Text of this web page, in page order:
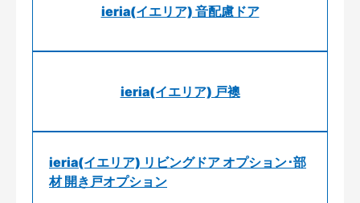
ieria(イエリア) 音配慮ドア
ieria(イエリア) 戸襖
ieria(イエリア) リビングドア オプション･部
材 開き戸オプション